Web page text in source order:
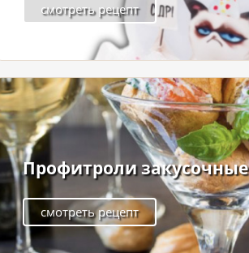
смотреть рецепт
Профитроли закусочные
смотреть рецепт